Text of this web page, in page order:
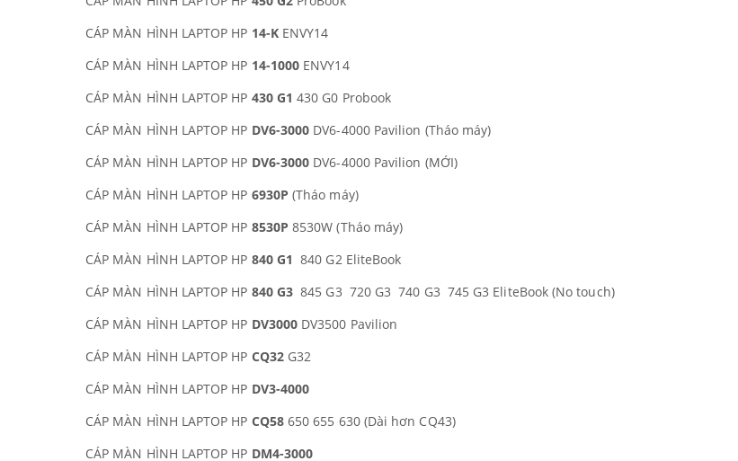
CÁP MÀN HÌNH LAPTOP HP 14-KENVY14
CÁP MÀN HÌNH LAPTOP HP 14-1000 ENVY14
CÁP MÀN HÌNH LAPTOP HP 430 G1 430 G0 Probook
CÁP MÀN HÌNH LAPTOP HP DV6-3000 DV6-4000 Pavilion (Tháo máy)
CÁP MÀN HÌNH LAPTOP HP DV6-3000 DV6-4000 Pavilion (MỚI)
CÁP MÀN HÌNH LAPTOP HP 6930P (Tháo máy)
CÁP MÀN HÌNH LAPTOP HP 8530P 8530W (Tháo máy)
CÁP MÀN HÌNH LAPTOP HP 840 G1 840 G2 EliteBook
CÁP MÀN HÌNH LAPTOP HP 840 G3 845 G3 720 G3 740 G3 745 G3 EliteBook (No touch)
CÁP MÀN HÌNH LAPTOP HP DV3000 DV3500 Pavilion
CÁP MÀN HÌNH LAPTOP HP CQ32G32
CÁP MÀN HÌNH LAPTOP HP DV3-4000
CÁP MÀN HÌNH LAPTOP HP CQ58650 655 630 (Dài hơn CQ43)
CÁP MÀN HÌNH LAPTOP HP DM4-3000